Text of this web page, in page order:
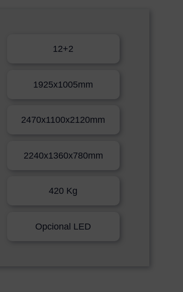
12+2
1925x1005mm
2470x1100x2120mm
2240x1360x780mm
420 Kg
Opcional LED